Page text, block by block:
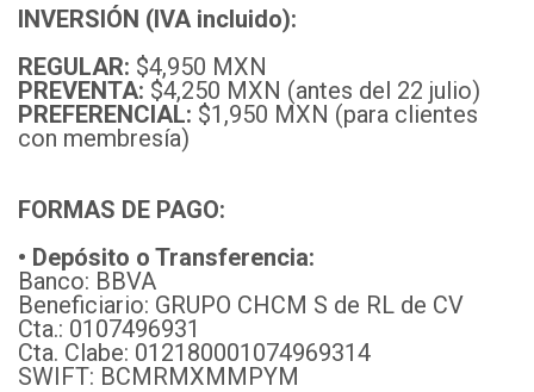
INVERSIÓN (IVA incluido):
REGULAR: $4,950 MXN
PREVENTA: $4,250 MXN (antes del 22 julio)
PREFERENCIAL: $1,950 MXN (para clientes
con membresía)
FORMAS DE PAGO:
• Depósito o Transferencia:
Banco: BBVA
Beneficiario: GRUPO CHCM S de RL de CV
Cta.: 0107496931
Cta. Clabe: 012180001074969314
SWIFT: BCMRMXMMPYM